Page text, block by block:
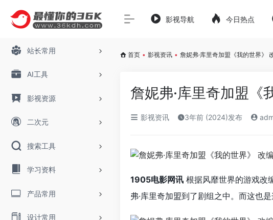
站长常用
AI工具
影视资源
二次元
搜索工具
学习资料
产品常用
设计常用
影视导航 今日热点
首页 • 影视资讯 • 詹妮弗·库里奇加盟《我的世界》
詹妮弗·库里奇加盟《
影视资讯 3年前 (2024)发布
1905电影网讯 根据风靡世界的游戏改
弗·库里奇加盟到了剧组之中。而这也